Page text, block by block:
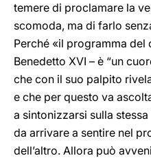
temere di proclamare la
scomoda, ma di farlo
Perché «il programma del
Benedetto XVI – è “un
che con il suo palpito
e che per questo va
a sintonizzarsi sulla
da arrivare a sentire nel
dell’altro. Allora può